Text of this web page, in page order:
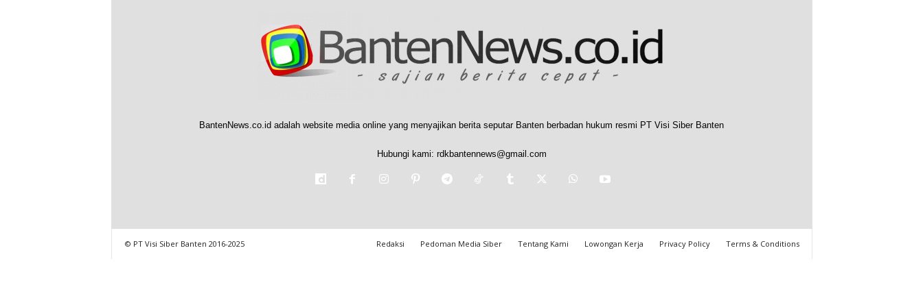
BantenNews.co.id adalah website media online yang menyajikan berita seputar Banten berbadan hukum resmi PT Visi Siber Banten
Hubungi kami: rdkbantennews@gmail.com
Redaksi Pedoman Media Siber Tentang Kami Lowongan Kerja Privacy Policy Terms & Conditions
© PT Visi Siber Banten 2016-2025